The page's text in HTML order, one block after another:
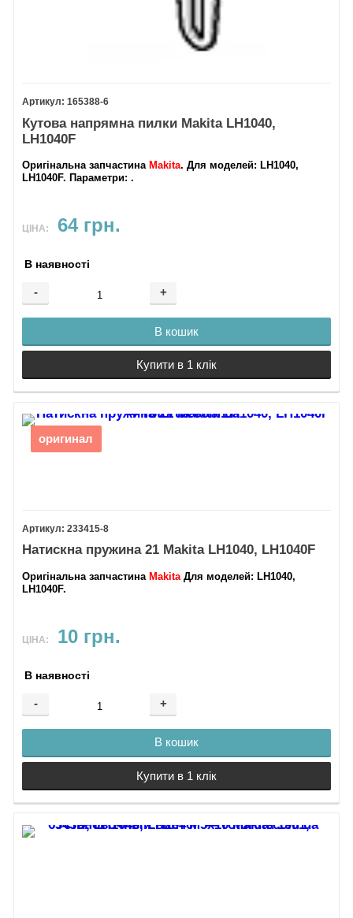
165388-6
Кутова напрямна пилки Makita LH1040,
LH1040F
Оригінальна запчастина Makita.Для моделей: LH1040,
LH1040F. Параметри: .
ЦІНА: 64 грн.
В наявності
- +
В кошик
Купити в 1 клік
оригинал
233415-8
Натискна пружина 21 Makita LH1040, LH1040F
Оригінальна запчастина Makita Для моделей: LH1040,
LH1040F.
ЦІНА: 10 грн.
В наявності
- +
В кошик
Купити в 1 клік